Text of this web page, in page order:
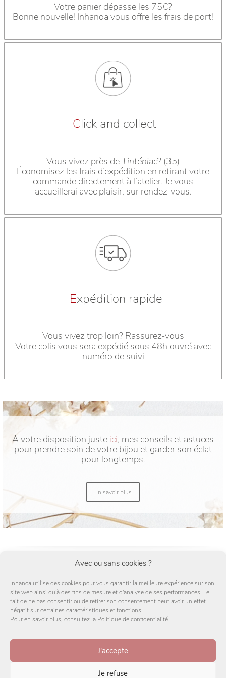
Avec ou sans cookies ?
Inhanoa utilise des cookies pour vous garantir la meilleure expérience sur son
site web ainsi qu'à des fins de mesure et d'analyse de ses performances. Le
fait de ne pas consentir ou de retirer son consentement peut avoir un effet
négatif sur certaines caractéristiques et fonctions.
Pour en savoir plus, consultez la Politique de confidentialité.
J'accepte
Je refuse
Votre panier dépasse les 75€?
Bonne nouvelle! Inhanoa vous offre les frais de port!
Click and collect
Vous vivez près de Tinténiac? (35)
Économisez les frais d’expédition en retirant votre
commande directement à l’atelier. Je vous
accueillerai avec plaisir, sur rendez-vous.
Expédition rapide
Vous vivez trop loin? Rassurez-vous
Votre colis vous sera expédié sous 48h ouvré avec
numéro de suivi
A votre disposition juste ici, mes conseils et astuces
pour prendre soin de votre bijou et garder son éclat
pour longtemps.
En savoir plus
Découvrez mon univers en me suivant sur
et/ouInstagram
Politique de confidentialité CGV